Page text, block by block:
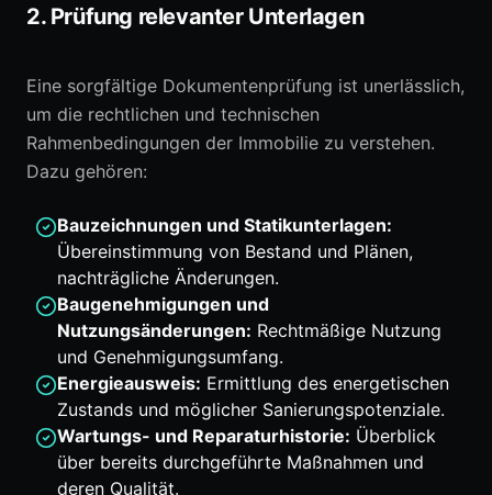
2. Prüfung relevanter Unterlagen
Eine sorgfältige Dokumentenprüfung ist unerlässlich,
um die rechtlichen und technischen
Rahmenbedingungen der Immobilie zu verstehen.
Dazu gehören:
Bauzeichnungen und Statikunterlagen:
Übereinstimmung von Bestand und Plänen,
nachträgliche Änderungen.
Baugenehmigungen und
Nutzungsänderungen: Rechtmäßige Nutzung
und Genehmigungsumfang.
Energieausweis: Ermittlung des energetischen
Zustands und möglicher Sanierungspotenziale.
Wartungs- und Reparaturhistorie: Überblick
über bereits durchgeführte Maßnahmen und
deren Qualität.